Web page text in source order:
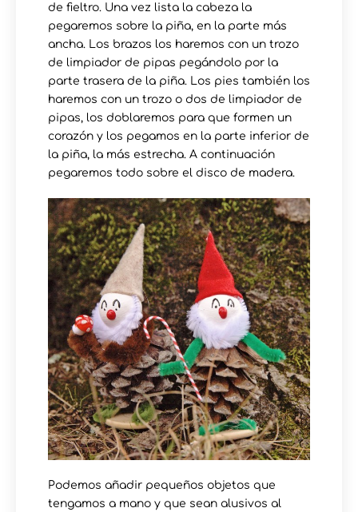
de fieltro. Una vez lista la cabeza la
pegaremos sobre la piña, en la parte más
ancha. Los brazos los haremos con un trozo
de limpiador de pipas pegándolo por la
parte trasera de la piña. Los pies también los
haremos con un trozo o dos de limpiador de
pipas, los doblaremos para que formen un
corazón y los pegamos en la parte inferior de
la piña, la más estrecha. A continuación
pegaremos todo sobre el disco de madera.
Podemos añadir pequeños objetos que
tengamos a mano y que sean alusivos al